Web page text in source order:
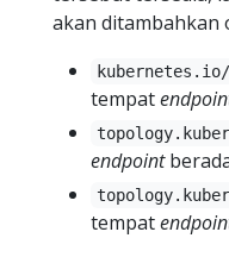
akan ditambahkan
kubernetes.io/
tempat
endpoint
tempat